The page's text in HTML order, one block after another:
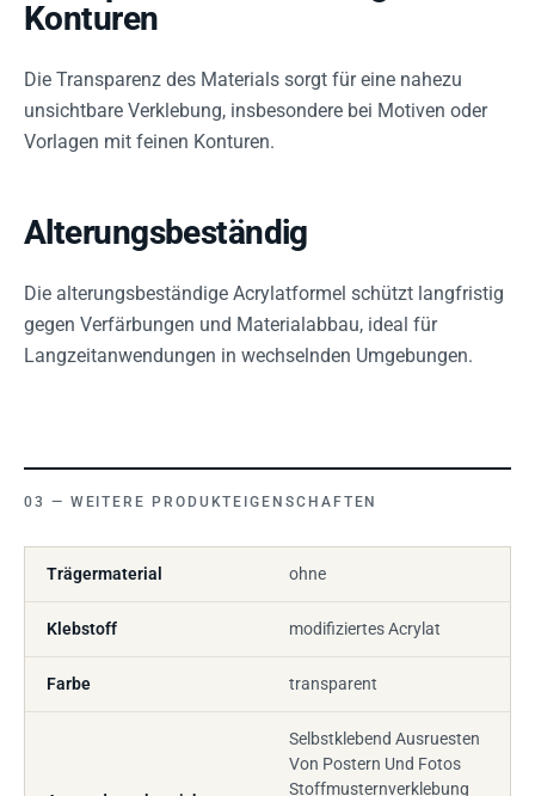
Konturen
Die Transparenz des Materials sorgt für eine nahezu
unsichtbare Verklebung, insbesondere bei Motiven oder
Vorlagen mit feinen Konturen.
Alterungsbeständig
Die alterungsbeständige Acrylatformel schützt langfristig
gegen Verfärbungen und Materialabbau, ideal für
Langzeitanwendungen in wechselnden Umgebungen.
WEITERE PRODUKTEIGENSCHAFTEN
Trägermaterial ohne
Klebstoff modifiziertes Acrylat
Farbe transparent
Selbstklebend Ausruesten
Von Postern Und Fotos
Stoffmusternverklebung